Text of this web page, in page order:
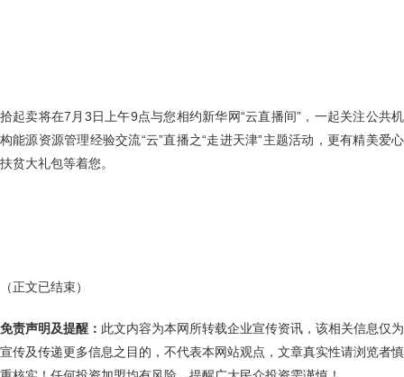
拾起卖将在7 月 3日上午9点与您相约新华网“云直播间”，一起关注公共机
构能源资源管理经验交流“云”直播之“走进天津”主题活动，更有精美爱心
扶贫大礼包等着您。
（正文已结束）
免责声明及提醒： 此文内容为本网所转载企业宣传资讯，该相关信息仅为
宣传及传递更多信息之目的，不代表本网站观点，文章真实性请浏览者慎